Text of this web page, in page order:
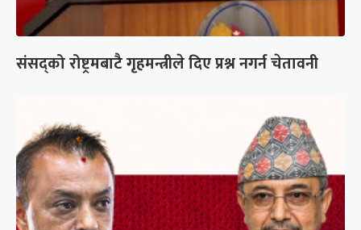
संसद्को रोष्ट्रमबाटै गृहमन्त्रीले दिए प्रश्न नगर्न चेतावनी